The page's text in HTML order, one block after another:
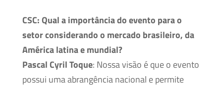
CSC:Qual a importância do evento para o
setor considerando o mercado brasileiro, da
América latina e mundial?
Pascal Cyril Toque: Nossa visão é que o evento
possui uma abrangência nacional e permite